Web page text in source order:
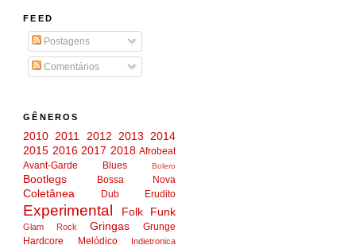
FEED
Postagens
Comentários
GÊNEROS
2010 2011 2012 2013 2014
2015 2016 2017 2018 Afrobeat
Avant-Garde
Blues Bolero
Bootlegs Bossa Nova
Coletânea Dub Erudito
Experimental Folk Funk
Glam Rock Gringas
Grunge
Hardcore Melódico
Indietronica